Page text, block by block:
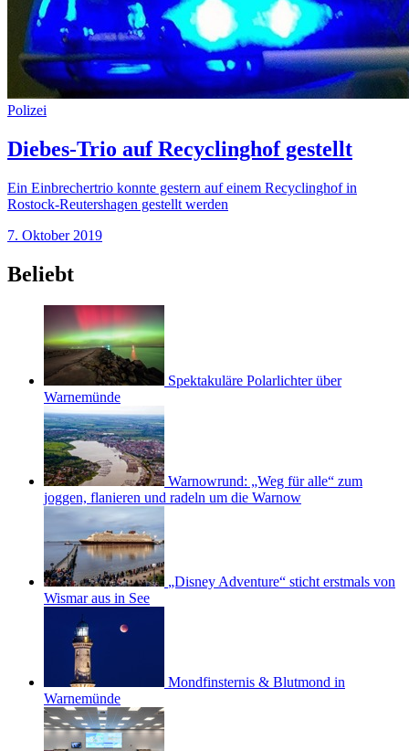
Polizei
Diebes-Trio auf Recyclinghof gestellt
Ein Einbrechertrio konnte gestern auf einem Recyclinghof in
Rostock-Reutershagen gestellt werden
7. Oktober 2019
Beliebt
Spektakuläre Polarlichter über
Warnemünde
Warnowrund: „Weg für alle“ zum
joggen, flanieren und radeln um die Warnow
„Disney Adventure“ sticht erstmals von
Wismar aus in See
Mondfinsternis & Blutmond in
Warnemünde